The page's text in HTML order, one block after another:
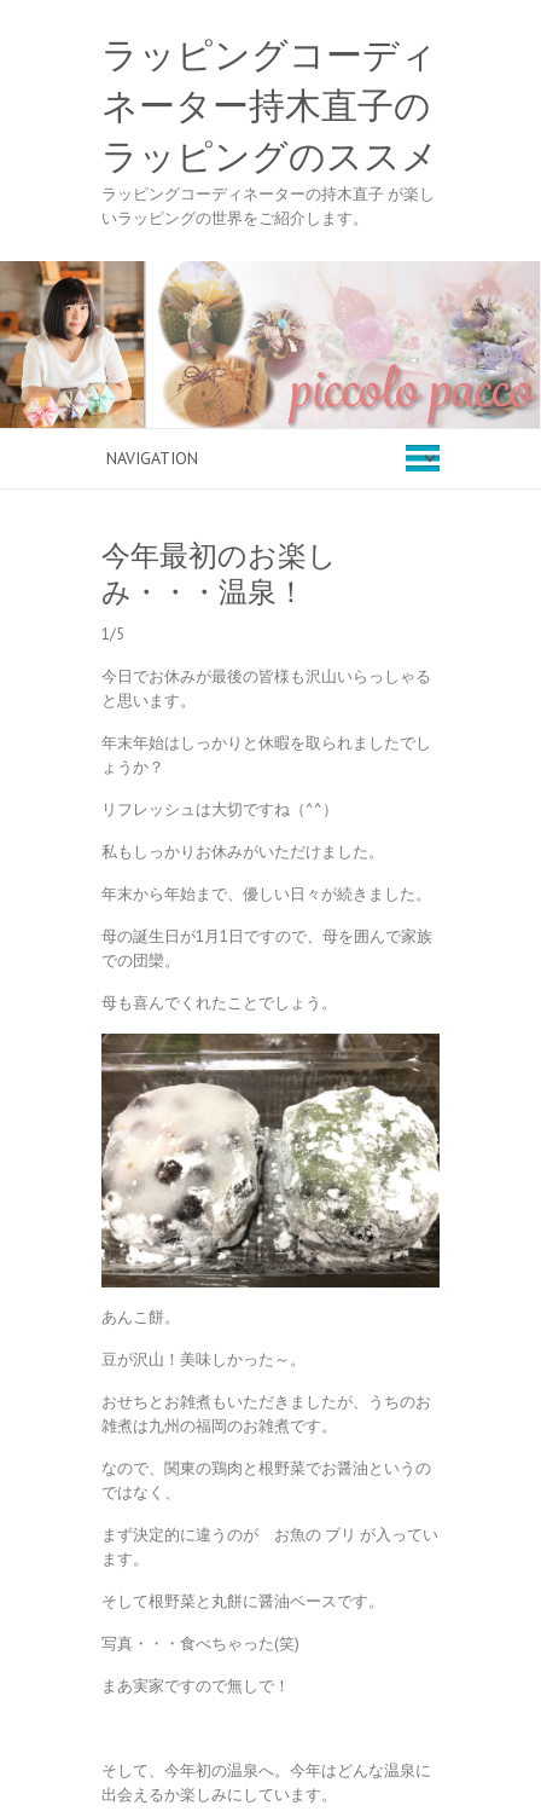
ラッピングコーディ
ネーター持木直子の
ラッピングのススメ
ラッピングコーディネーターの持木直子 が楽し
いラッピングの世界をご紹介します。
今年最初のお楽し
み・・・温泉！
1/5
今日でお休みが最後の皆様も沢山いらっしゃる
と思います。
年末年始はしっかりと休暇を取られましたでし
ょうか？
リフレッシュは大切ですね（^^）
私もしっかりお休みがいただけました。
年末から年始まで、優しい日々が続きました。
母の誕生日が1月1日ですので、母を囲んで家族
での団欒。
母も喜んでくれたことでしょう。
あんこ餅。
豆が沢山！美味しかった～。
おせちとお雑煮もいただきましたが、うちのお
雑煮は九州の福岡のお雑煮です。
なので、関東の鶏肉と根野菜でお醤油というの
ではなく、
まず決定的に違うのが お魚の ブリ が入ってい
ます。
そして根野菜と丸餅に醤油ベースです。
写真・・・食べちゃった(笑)
まあ実家ですので無しで！
そして、今年初の温泉へ。今年はどんな温泉に
出会えるか楽しみにしています。